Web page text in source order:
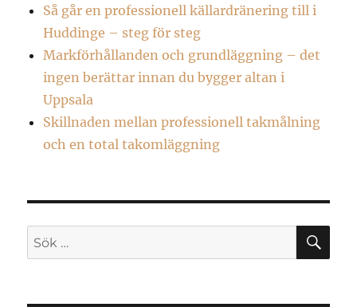
Så går en professionell källardränering till i
Huddinge – steg för steg
Markförhållanden och grundläggning – det
ingen berättar innan du bygger altan i
Uppsala
Skillnaden mellan professionell takmålning
och en total takomläggning
Sök
efter: